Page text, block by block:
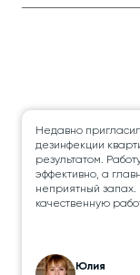
Недавно
дезинфекции
результатом.
эффективно, а
неприятный
качественную
Юлия